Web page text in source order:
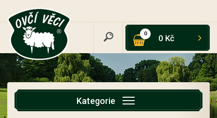
0 0 Kč
Kategorie